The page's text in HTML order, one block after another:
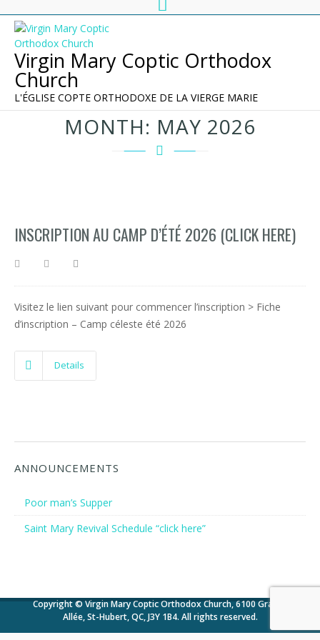
Virgin Mary Coptic Orthodox
Church
L'ÉGLISE COPTE ORTHODOXE DE LA VIERGE MARIE
MONTH: MAY 2026
INSCRIPTION AU CAMP D’ÉTÉ 2026 (CLICK HERE)
Visitez le lien suivant pour commencer l’inscription > Fiche
d’inscription – Camp céleste été 2026
Details
ANNOUNCEMENTS
Poor man’s Supper
Saint Mary Revival Schedule “click here”
Copyright © Virgin Mary Coptic Orthodox Church, 6100 Grande
Allée, St-Hubert, QC, J3Y 1B4. All rights reserved.